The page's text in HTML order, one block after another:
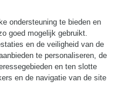
ondersteuning te bieden en
goed mogelijk gebruikt.
en de veiligheid van de
te personaliseren, de
en ten slotte
en de navigatie van de site